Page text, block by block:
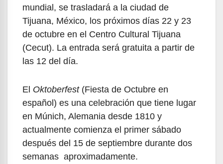
mundial, se trasladará a la ciudad de
Tijuana, México, los próximos días 22 y 23
de octubre en el Centro Cultural Tijuana
(Cecut). La entrada será gratuita a partir de
las 12 del día.
El Oktoberfest(Fiesta de Octubre en
español) es una celebración que tiene lugar
en Múnich, Alemania desde 1810 y
actualmente comienza el primer sábado
después del 15 de septiembre durante dos
semanas aproximadamente.